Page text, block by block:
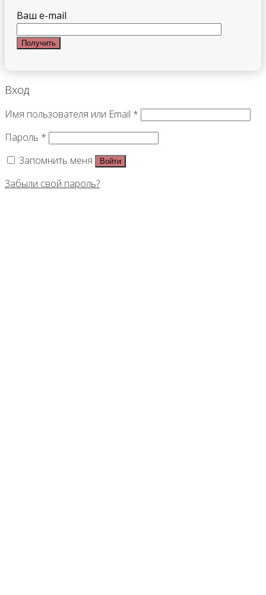
Ваш e-mail
Вход
Имя пользователя или Email *
Пароль *
Запомнить меня
Войти
Забыли свой пароль?